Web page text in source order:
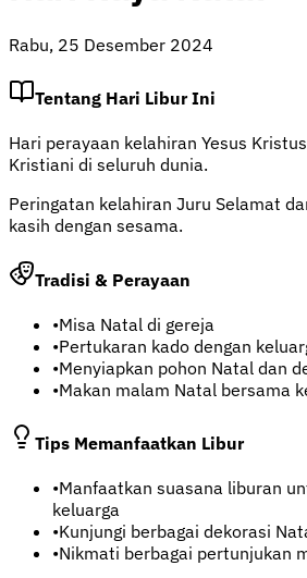
Rabu, 25 Desember 2024
Tentang Hari Libur Ini
Hari perayaan kelahiran Yesus
Kristiani di seluruh dunia.
Peringatan kelahiran Juru Selamat
kasih dengan sesama.
Tradisi & Perayaan
•Misa Natal di gereja
•Pertukaran kado dengan
•Menyiapkan pohon Natal dan
•Makan malam Natal bersama
Tips Memanfaatkan Libur
•Manfaatkan suasana liburan
keluarga
•Kunjungi berbagai dekorasi
•Nikmati berbagai pertunjukan